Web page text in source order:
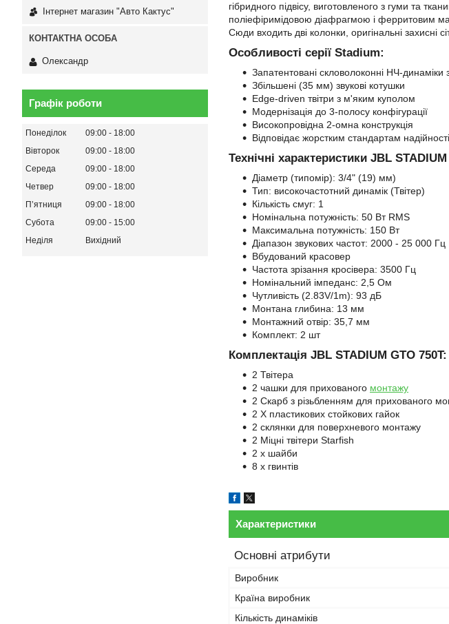
гібридного підвісу, виготовленого з гуми та
поліефіримідовою діафрагмою і ферритовим
Сюди входить дві колонки, оригінальні захисні
Особливості серії Stadium:
Запатентовані скловолоконні НЧ-
Збільшені (35 мм) звукові котушки
Edge-driven твітри з м'яким куполом
Модернізація до 3-полосу конфігурації
Високопровідна 2-омна конструкція
Відповідає жорстким стандартам
Технічні характеристики JBL
Діаметр (типомір): 3/4" (19) мм)
Тип: високочастотний динамік (Твітер)
Кількість смуг: 1
Номінальна потужність: 50 Вт RMS
Максимальна потужність: 150 Вт
Діапазон звукових частот: 2000 - 25 000 Гц
Вбудований красовер
Частота зрізання кросівера: 3500 Гц
Номінальний імпеданс: 2,5 Ом
Чутливість (2.83V/1m): 93 дБ
Монтана глибина: 13 мм
Монтажний отвір: 35,7 мм
Комплект: 2 шт
Комплектація JBL STADIUM GTO 750T:
2 Твітера
2 чашки для прихованого монтажу
2 Скарб з різьбленням для прихованого
2 Х пластикових стойкових гайок
2 склянки для поверхневого монтажу
2 Міцні твітери Starfish
2 х шайби
8 х гвинтів
Характеристики
Основні атрибути
Виробник
Країна виробник
Кількість динаміків
Інтернет магазин "Авто Кактус"
Олександр
Графік роботи
Понеділок 09:00
18:00
Вівторок
09:00
18:00
Середа
09:00
18:00
Четвер
09:00
18:00
Пʼятниця
09:00
18:00
Субота
09:00
15:00
Неділя
Вихідний